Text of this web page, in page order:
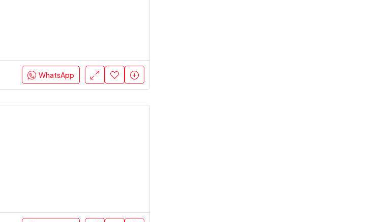
WhatsApp